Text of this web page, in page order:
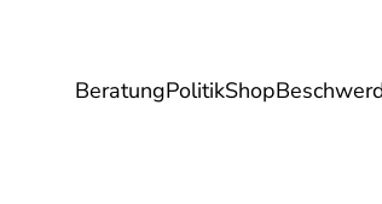
BeratungPolitikShop
Gesundheit Energie